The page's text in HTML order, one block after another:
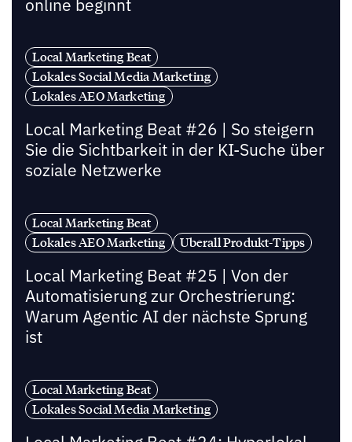
online beginnt
Local Marketing Beat
Lokales Social Media Marketing
Lokales AEO Marketing
Local Marketing Beat #26 | So steigern
Sie die Sichtbarkeit in der KI-Suche über
soziale Netzwerke
Local Marketing Beat
Lokales AEO Marketing
Uberall Produkt-Tipps
Local Marketing Beat #25 | Von der
Automatisierung zur Orchestrierung:
Warum Agentic AI der nächste Sprung
ist
Local Marketing Beat
Lokales Social Media Marketing